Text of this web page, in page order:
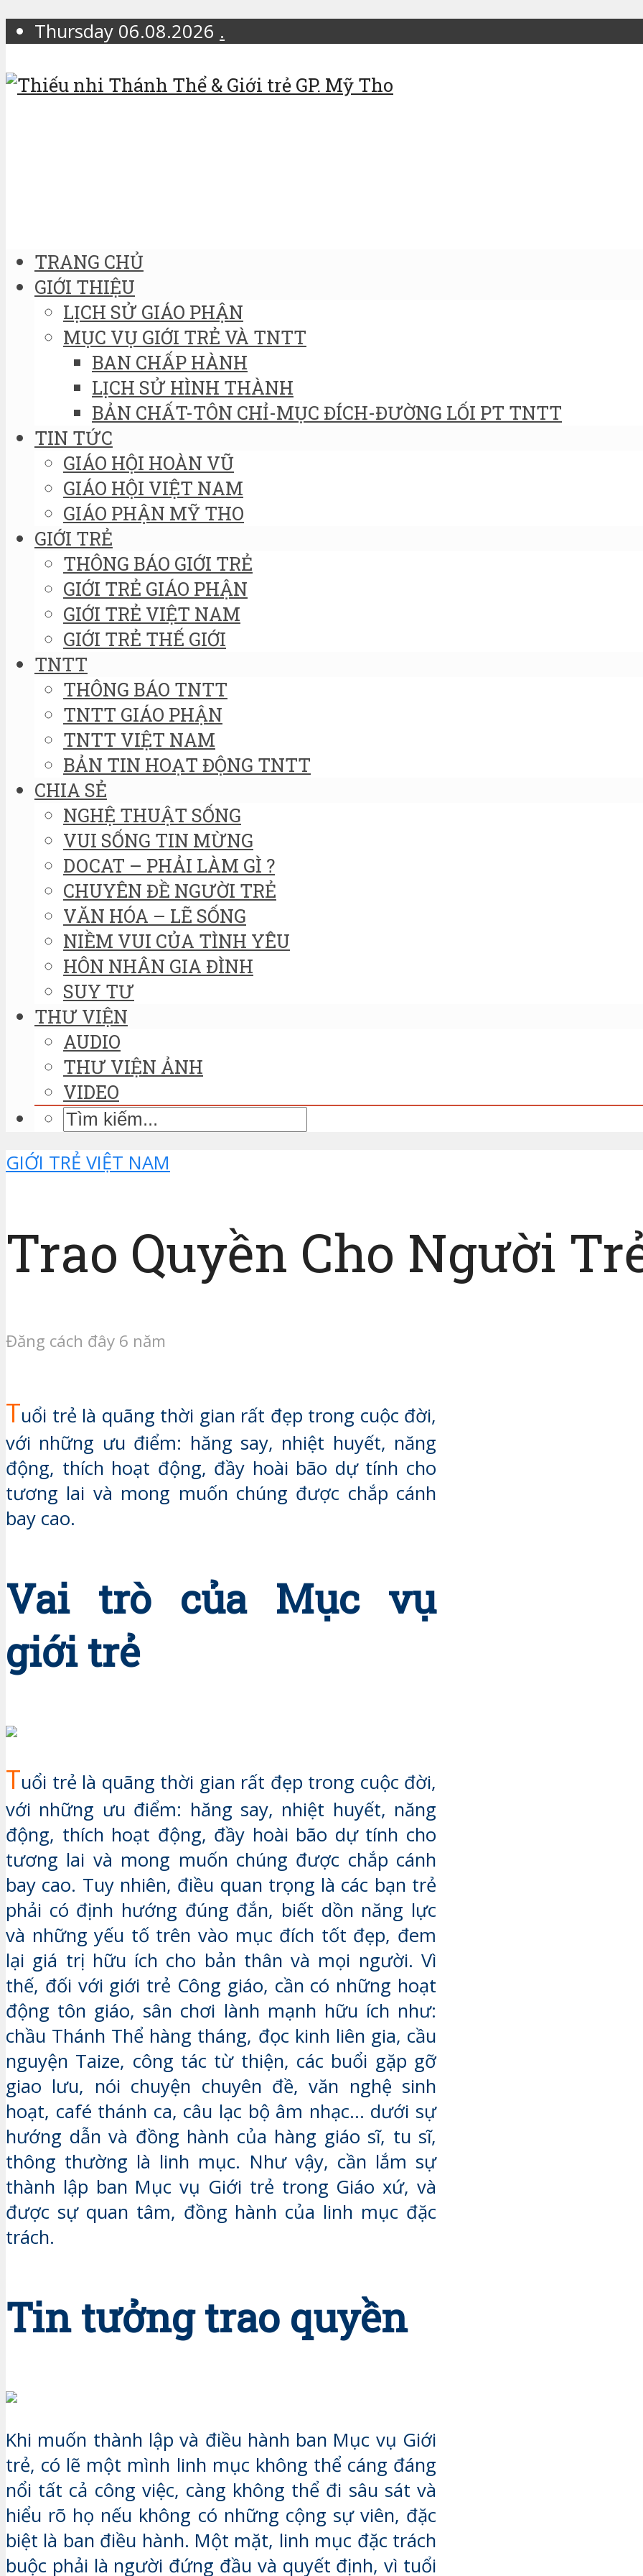
Thursday 06.08.2026 .
TRANG CHỦ
GIỚI THIỆU
LỊCH SỬ GIÁO PHẬN
MỤC VỤ GIỚI TRẺ VÀ TNTT
BAN CHẤP HÀNH
LỊCH SỬ HÌNH THÀNH
BẢN CHẤT-TÔN CHỈ-MỤC ĐÍCH-ĐƯỜNG LỐI PT TNTT
TIN TỨC
GIÁO HỘI HOÀN VŨ
GIÁO HỘI VIỆT NAM
GIÁO PHẬN MỸ THO
GIỚI TRẺ
THÔNG BÁO GIỚI TRẺ
GIỚI TRẺ GIÁO PHẬN
GIỚI TRẺ VIỆT NAM
GIỚI TRẺ THẾ GIỚI
TNTT
THÔNG BÁO TNTT
TNTT GIÁO PHẬN
TNTT VIỆT NAM
BẢN TIN HOẠT ĐỘNG TNTT
CHIA SẺ
NGHỆ THUẬT SỐNG
VUI SỐNG TIN MỪNG
DOCAT – PHẢI LÀM GÌ ?
CHUYÊN ĐỀ NGƯỜI TRẺ
VĂN HÓA – LẼ SỐNG
NIỀM VUI CỦA TÌNH YÊU
HÔN NHÂN GIA ĐÌNH
SUY TƯ
THƯ VIỆN
AUDIO
THƯ VIỆN ẢNH
VIDEO
GIỚI TRẺ VIỆT NAM
Trao Quyền Cho Người
Đăng cách đây 6 năm
Tuổi trẻ là quãng thời gian rất đẹp trong cuộc đời,
với những ưu điểm: hăng say, nhiệt huyết, năng
động, thích hoạt động, đầy hoài bão dự tính cho
tương lai và mong muốn chúng được chắp cánh
bay cao.
Vai trò của Mục vụ
giới trẻ
Tuổi trẻ là quãng thời gian rất đẹp trong cuộc đời,
với những ưu điểm: hăng say, nhiệt huyết, năng
động, thích hoạt động, đầy hoài bão dự tính cho
tương lai và mong muốn chúng được chắp cánh
bay cao. Tuy nhiên, điều quan trọng là các bạn trẻ
phải có định hướng đúng đắn, biết dồn năng lực
và những yếu tố trên vào mục đích tốt đẹp, đem
lại giá trị hữu ích cho bản thân và mọi người. Vì
thế, đối với giới trẻ Công giáo, cần có những hoạt
động tôn giáo, sân chơi lành mạnh hữu ích như:
chầu Thánh Thể hàng tháng, đọc kinh liên gia, cầu
nguyện Taize, công tác từ thiện, các buổi gặp gỡ
giao lưu, nói chuyện chuyên đề, văn nghệ sinh
hoạt, café thánh ca, câu lạc bộ âm nhạc… dưới sự
hướng dẫn và đồng hành của hàng giáo sĩ, tu sĩ,
thông thường là linh mục. Như vậy, cần lắm sự
thành lập ban Mục vụ Giới trẻ trong Giáo xứ, và
được sự quan tâm, đồng hành của linh mục đặc
trách.
Tin tưởng trao quyền
Khi muốn thành lập và điều hành ban Mục vụ Giới
trẻ, có lẽ một mình linh mục không thể cáng đáng
nổi tất cả công việc, càng không thể đi sâu sát và
hiểu rõ họ nếu không có những cộng sự viên, đặc
biệt là ban điều hành. Một mặt, linh mục đặc trách
buộc phải là người đứng đầu và quyết định, vì tuổi